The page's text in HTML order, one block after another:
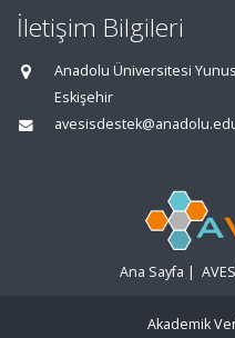
İletişim Bilgileri
Anadolu Üniversitesi
Eskişehir
Ana Sayfa |
Akademik